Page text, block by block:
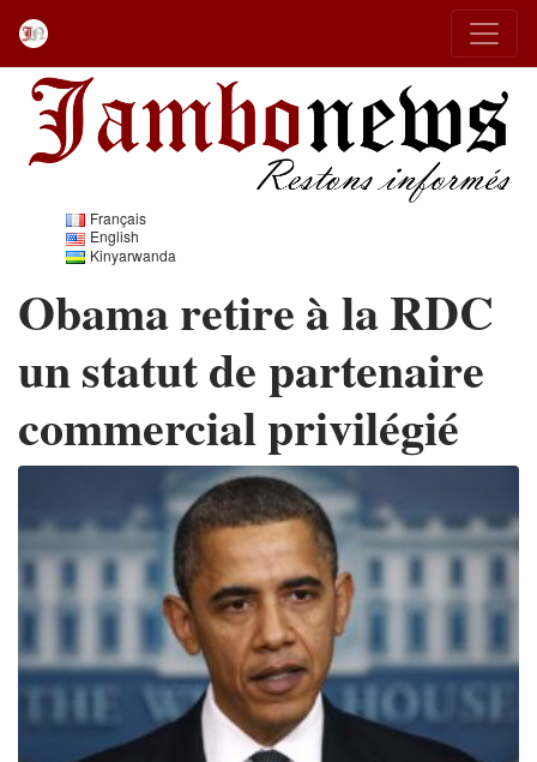
Français
English
Kinyarwanda
Obama retire à la RDC
un statut de partenaire
commercial privilégié